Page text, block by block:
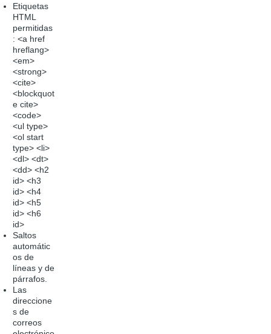
Etiquetas
HTML
permitidas
: <a href
hreflang>
<em>
<strong>
<cite>
<blockquot
e cite>
<code>
<ul type>
<ol start
type> <li>
<dl> <dt>
<dd> <h2
id> <h3
id> <h4
id> <h5
id> <h6
id>
Saltos
automátic
os de
líneas y de
párrafos.
Las
direccione
s de
correos